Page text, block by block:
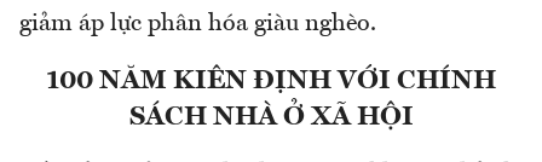
giảm áp lực phân hóa giàu nghèo.
100 NĂM KIÊN ĐỊNH VỚI CHÍNH
SÁCH NHÀ Ở XÃ HỘI